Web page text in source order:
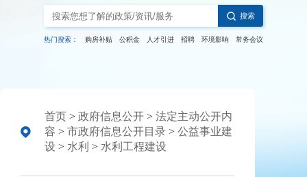
搜索
热门搜索： 购房补贴 公积金 人才引进 招聘 环境影响 常务会议
首页 > 政府信息公开 > 法定主动公开内
容 > 市政府信息公开目录 > 公益事业建
设 > 水利 > 水利工程建设